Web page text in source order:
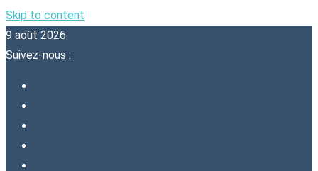
Skip to content
9 août 2026
Suivez-nous :